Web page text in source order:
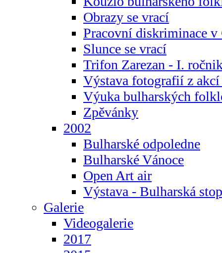
Obrazy se vrací
Pracovní diskriminace
Slunce se vrací
Trifon Zarezan - I.
Výstava fotografií z akcí
Výuka bulharských
Zpěvánky
2002
Bulharské odpoledne
Bulharské Vánoce
Open Art air
Výstava - Bulharská
Galerie
Videogalerie
2017